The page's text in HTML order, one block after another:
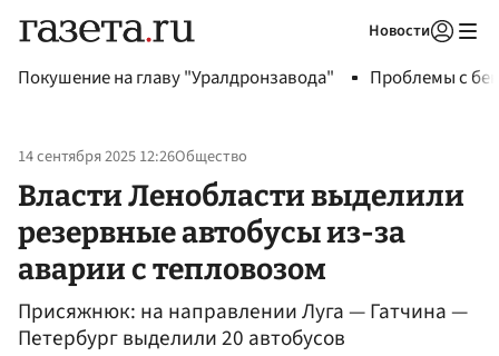
Новости
Покушение на главу "Уралдронзавода" Проблемы с
14 сентября 2025 12:26Общество
Власти Ленобласти выделили
резервные автобусы из-за
аварии с тепловозом
Присяжнюк: на направлении Луга — Гатчина —
Петербург выделили 20 автобусов